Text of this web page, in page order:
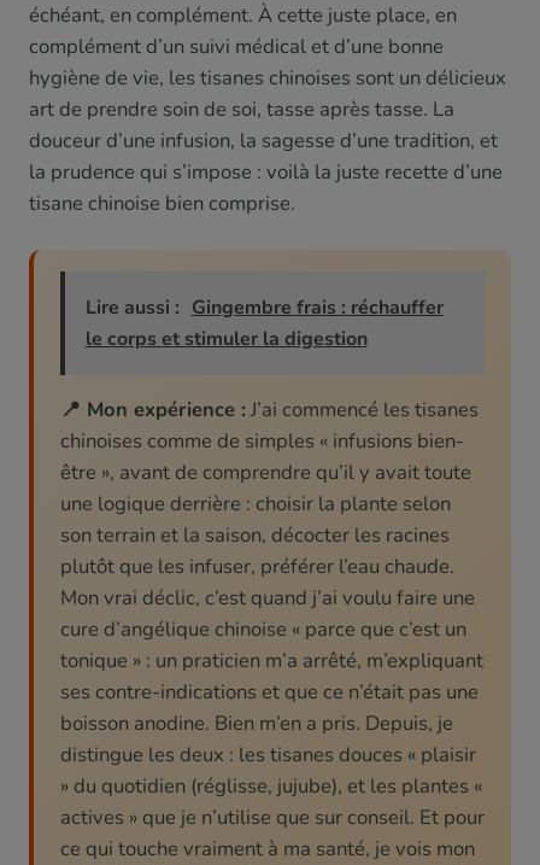
échéant, en complément. À cette juste place, en
complément d’un suivi médical et d’une bonne
hygiène de vie, les tisanes chinoises sont un délicieux
art de prendre soin de soi, tasse après tasse. La
douceur d’une infusion, la sagesse d’une tradition, et
la prudence qui s’impose : voilà la juste recette d’une
tisane chinoise bien comprise.
Lire aussi : Gingembre frais : réchauffer
le corps et stimuler la digestion
📍 Mon expérience : J’ai commencé les tisanes
chinoises comme de simples « infusions bien-
être », avant de comprendre qu’il y avait toute
une logique derrière : choisir la plante selon
son terrain et la saison, décocter les racines
plutôt que les infuser, préférer l’eau chaude.
Mon vrai déclic, c’est quand j’ai voulu faire une
cure d’angélique chinoise « parce que c’est un
tonique » : un praticien m’a arrêté, m’expliquant
ses contre-indications et que ce n’était pas une
boisson anodine. Bien m’en a pris. Depuis, je
distingue les deux : les tisanes douces « plaisir
» du quotidien (réglisse, jujube), et les plantes «
actives » que je n’utilise que sur conseil. Et pour
ce qui touche vraiment à ma santé, je vois mon